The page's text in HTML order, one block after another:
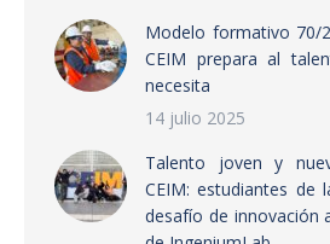
Modelo formativo 70/
CEIM prepara al
necesita
14 julio 2025
Talento joven y
CEIM: estudiantes de
desafío de innovación